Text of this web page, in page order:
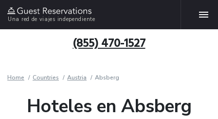
Una red de viajes independiente
(855) 470-1527
Home Countries Austria Absberg
Hoteles en Absberg